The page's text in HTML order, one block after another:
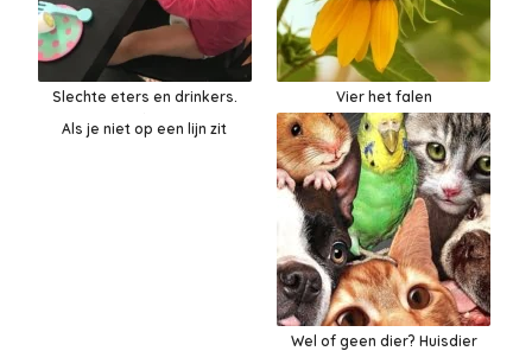
Slechte eters en drinkers.
Vier het falen
Als je niet op een lijn zit
Wel of geen dier? Huisdier